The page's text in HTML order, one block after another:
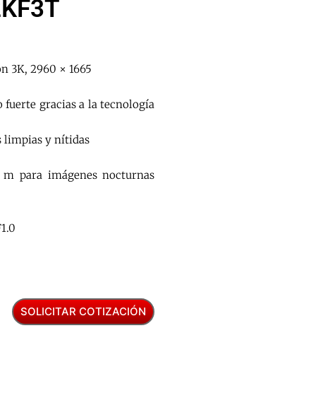
3K, 2960 × 1665
fuerte gracias a la tecnología
limpias y nítidas
para imágenes nocturnas
SOLICITAR COTIZACIÓN